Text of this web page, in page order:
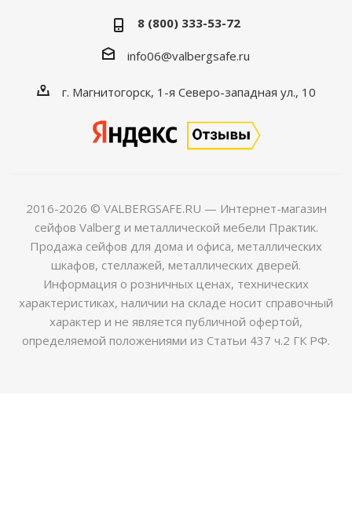
8 (800) 333-53-72
info06@valbergsafe.ru
г. Магнитогорск, 1-я Северо-западная ул., 10
2016-2026 © VALBERGSAFE.RU — Интернет-магазин
сейфов Valberg и металлической мебели Практик.
Продажа сейфов для дома и офиса, металлических
шкафов, стеллажей, металлических дверей.
Информация о розничных ценах, технических
характеристиках, наличии на складе носит справочный
характер и не является публичной офертой,
определяемой положениями из Статьи 437 ч.2 ГК РФ.